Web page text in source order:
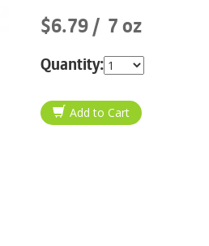
$6.79 7 oz
Quantity: